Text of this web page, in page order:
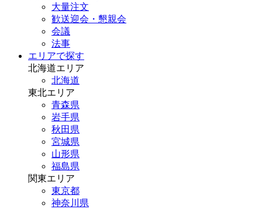
大量注文
歓送迎会・懇親会
会議
法事
エリアで探す
北海道エリア
北海道
東北エリア
青森県
岩手県
秋田県
宮城県
山形県
福島県
関東エリア
東京都
神奈川県